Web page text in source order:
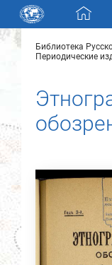
Skip navigation
Разделы и
Электронный
Новости
О нас
Контакты
Библиотека
Периодические